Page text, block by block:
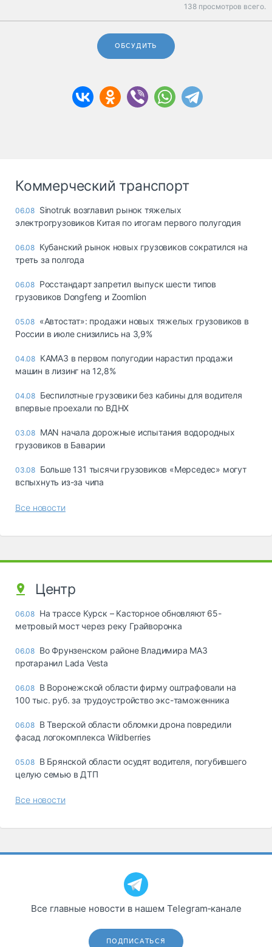
138 просмотров всего.
ОБСУДИТЬ
Коммерческий транспорт
06.08 Sinotruk возглавил рынок тяжелых
электрогрузовиков Китая по итогам первого полугодия
06.08 Кубанский рынок новых грузовиков сократился на
треть за полгода
06.08 Росстандарт запретил выпуск шести типов
грузовиков Dongfeng и Zoomlion
05.08 «Автостат»: продажи новых тяжелых грузовиков в
России в июле снизились на 3,9%
04.08 КАМАЗ в первом полугодии нарастил продажи
машин в лизинг на 12,8%
04.08 Беспилотные грузовики без кабины для водителя
впервые проехали по ВДНХ
03.08 MAN начала дорожные испытания водородных
грузовиков в Баварии
03.08 Больше 131 тысячи грузовиков «Мерседес» могут
вспыхнуть из-за чипа
Все новости
Центр
06.08 На трассе Курск – Касторное обновляют 65-
метровый мост через реку Грайворонка
06.08 Во Фрунзенском районе Владимира МАЗ
протаранил Lada Vesta
06.08 В Воронежской области фирму оштрафовали на
100 тыс. руб. за трудоустройство экс-таможенника
06.08 В Тверской области обломки дрона повредили
фасад логокомплекса Wildberries
05.08 В Брянской области осудят водителя, погубившего
целую семью в ДТП
Все новости
Все главные новости в нашем Telegram‑канале
ПОДПИСАТЬСЯ